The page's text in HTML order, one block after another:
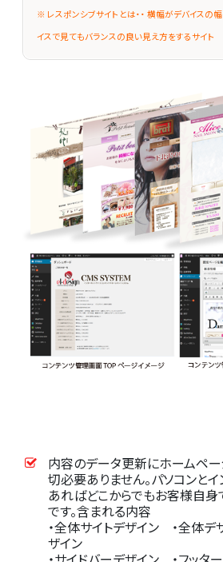
※ レスポンシブサイトとは・・ 横幅がデバイスの
イスで見てもバランスの良い見え方をするサイト
内容のデータ更新にホームペ
切必要ありません。パソコンと
あればどこからでもお客様自
です。含まれる内容
・全体サイトデザイン ・全体
ザイン